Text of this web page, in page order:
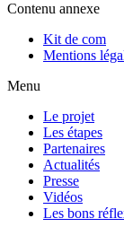
Contenu annexe
Kit de com
Mentions
Menu
Le projet
Les étapes
Partenaires
Actualités
Presse
Vidéos
Les bons